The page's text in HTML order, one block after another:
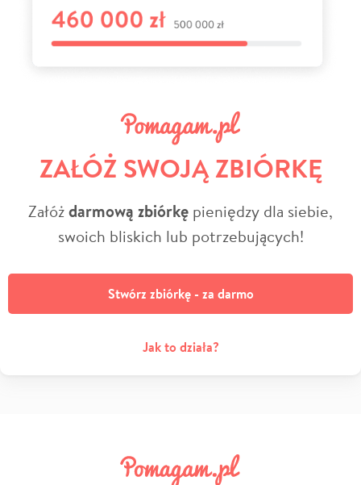
ZAŁÓŻ SWOJĄ ZBIÓRKĘ
Załóżdarmową zbiórkę pieniędzy dla siebie,
swoich bliskich lub potrzebujących!
Stwórz zbiórkę - za darmo
Jak to działa?